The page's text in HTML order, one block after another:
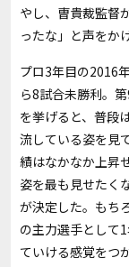
やし、曺貴裁監督
ったな」と声をか
プロ3年目の2016
ら8試合未勝利。
を挙げると、普段
流している姿を見
績はなかなか上昇
姿を最も見せたく
が決定した。もち
の主力選手として
ていける感覚をつ